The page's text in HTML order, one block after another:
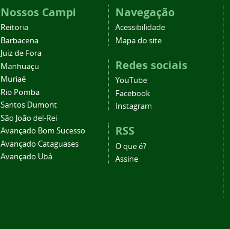
Nossos Campi
Reitoria
Barbacena
Juiz de Fora
Manhuaçu
Muriaé
Rio Pomba
Santos Dumont
São João del-Rei
Avançado Bom Sucesso
Avançado Cataguases
Avançado Ubá
Navegação
Acessibilidade
Mapa do site
Redes sociais
YouTube
Facebook
Instagram
RSS
O que é?
Assine